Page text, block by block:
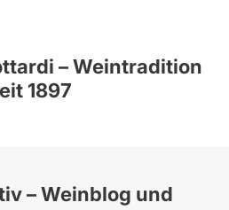
– Weintradition
1897
– Weinblog und